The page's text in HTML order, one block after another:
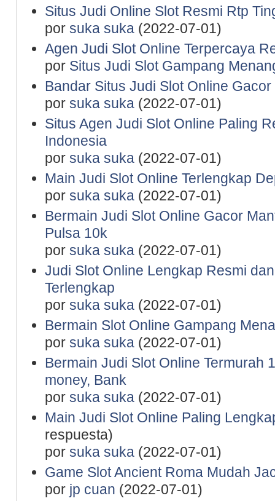
Situs Judi Online Slot Resmi Rtp
por suka suka(2022-07-01)
Agen Judi Slot Online Terpercaya
por Situs Judi Slot Gampang
Bandar Situs Judi Slot Online
por suka suka(2022-07-01)
Situs Agen Judi Slot Online Paling
Indonesia
por suka suka(2022-07-01)
Main Judi Slot Online Terlengkap
por suka suka(2022-07-01)
Bermain Judi Slot Online Gacor
Pulsa 10k
por suka suka(2022-07-01)
Judi Slot Online Lengkap Resmi
Terlengkap
por suka suka(2022-07-01)
Bermain Slot Online Gampang
por suka suka(2022-07-01)
Bermain Judi Slot Online Termurah
money, Bank
por suka suka(2022-07-01)
Main Judi Slot Online Paling
respuesta)
por suka suka(2022-07-01)
Game Slot Ancient Roma Mudah
por jp cuan (2022-07-01)